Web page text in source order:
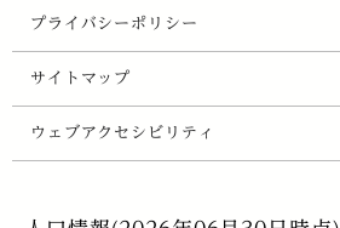
プライバシーポリシー
サイトマップ
ウェブアクセシビリティ